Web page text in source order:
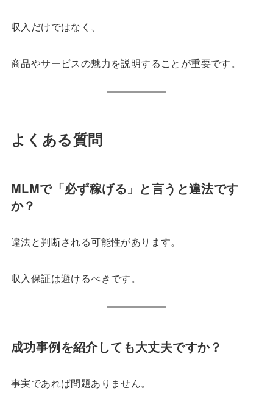
収入だけではなく、
商品やサービスの魅力を説明することが重要です。
よくある質問
MLMで「必ず稼げる」と言うと違法です
か？
違法と判断される可能性があります。
収入保証は避けるべきです。
成功事例を紹介しても大丈夫ですか？
事実であれば問題ありません。